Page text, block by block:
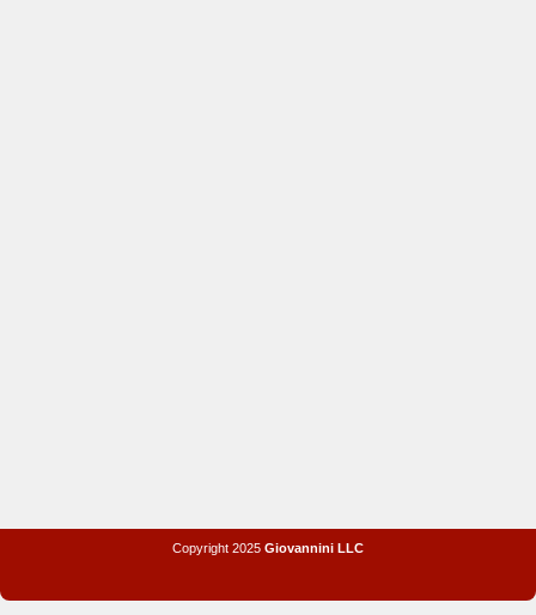
Copyright 2025 Giovannini LLC